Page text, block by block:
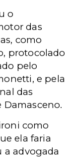
o
das
como
protocolado
pelo
e pela
das
Damasceno.
como
ela faria
a advogada